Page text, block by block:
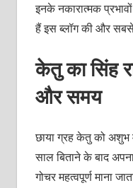
इनके नकारात्मक
हैं इस ब्लॉग की और
केतु का सिंह
और समय
छाया ग्रह केतु को अशुभ
साल बिताने के बाद
गोचर महत्वपूर्ण माना